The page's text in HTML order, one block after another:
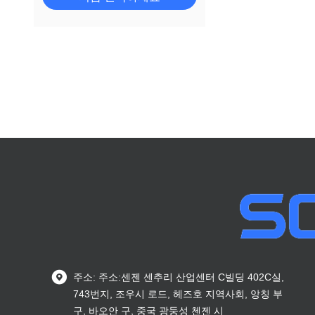
주소: 주소:센젠 센추리 산업센터 C빌딩 402C실,
743번지, 조우시 로드, 헤즈호 지역사회, 앙칭 부
구, 바오안 구, 중국 광둥성 첸젠 시